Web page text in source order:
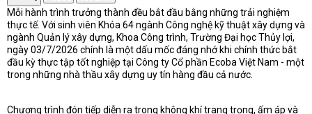
Mỗi hành trình trưởng thành đều bắt đầu bằng những trải nghiệm
thực tế. Với sinh viên Khóa 64 ngành Công nghệ kỹ thuật xây dựng và
ngành Quản lý xây dựng, Khoa Công trình, Trường Đại học Thủy lợi,
ngày 03/7/2026 chính là một dấu mốc đáng nhớ khi chính thức bắt
đầu kỳ thực tập tốt nghiệp tại Công ty Cổ phần Ecoba Việt Nam - một
trong những nhà thầu xây dựng uy tín hàng đầu cả nước.
Chương trình đón tiếp diễn ra trong không khí trang trọng, ấm áp và